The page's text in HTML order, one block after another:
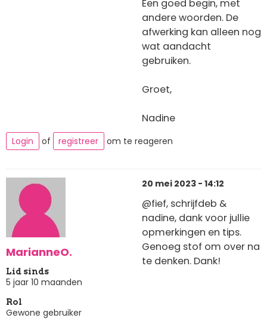
Een goed begin, met
andere woorden. De
afwerking kan alleen nog
wat aandacht
gebruiken.
Groet,
Nadine
Login of registreer om te reageren
MarianneO.
Lid sinds
5 jaar 10 maanden
Rol
Gewone gebruiker
20 mei 2023 - 14:12
@fief, schrijfdeb &
nadine, dank voor jullie
opmerkingen en tips.
Genoeg stof om over na
te denken. Dank!